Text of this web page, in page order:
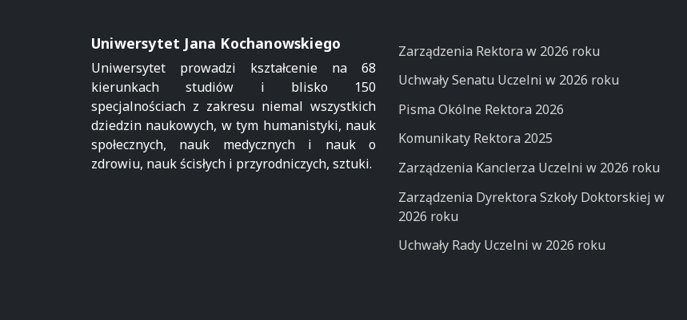
Uniwersytet Jana Kochanowskiego
Uniwersytet prowadzi kształcenie na 68
kierunkach studiów i blisko 150
specjalnościach z zakresu niemal wszystkich
dziedzin naukowych, w tym humanistyki, nauk
społecznych, nauk medycznych i nauk o
zdrowiu, nauk ścisłych i przyrodniczych, sztuki.
Zarządzenia Rektora w 2026 roku
Uchwały Senatu Uczelni w 2026 roku
Pisma Okólne Rektora 2026
Komunikaty Rektora 2025
Zarządzenia Kanclerza Uczelni w 2026 roku
Zarządzenia Dyrektora Szkoły Doktorskiej w
2026 roku
Uchwały Rady Uczelni w 2026 roku